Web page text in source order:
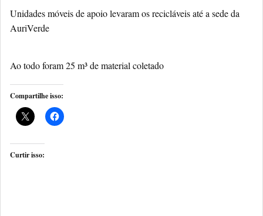
Unidades móveis de apoio levaram os recicláveis até a sede da
AuriVerde
Ao todo foram 25 m³ de material coletado
Compartilhe isso:
Curtir isso: